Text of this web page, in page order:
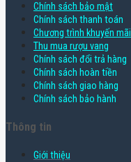
Chính sách bảo mật
Chính sách thanh toán
Chương trình khuyến mãi
Thu mua rượu vang
Chính sách đổi trả hàng
Chính sách hoàn tiền
Chính sách giao hàng
Chính sách bảo hành
Thông tin
Giới thiệu